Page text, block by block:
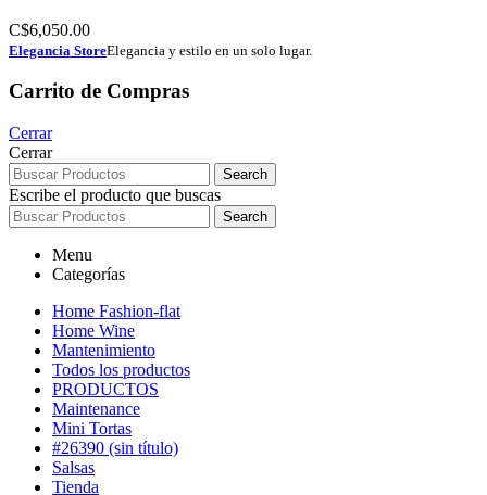
C$6,050.00
Elegancia StoreElegancia y estilo en un solo lugar.
Carrito de Compras
Cerrar
Cerrar
Search
Escribe el producto que buscas
Search
Menu
Categorías
Home Fashion-flat
Home Wine
Mantenimiento
Todos los productos
PRODUCTOS
Maintenance
Mini Tortas
#26390 (sin título)
Salsas
Tienda